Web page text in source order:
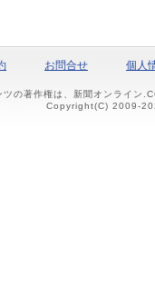
お問合せ 個人
の著作権は、新聞オンライン
Copyright(C) 2009-